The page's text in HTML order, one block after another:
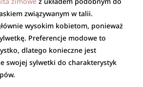
związywanym w talii.
wysokim kobietom, ponieważ
Preferencje modowe to
dlatego konieczne jest
swojej sylwetki do charakterystyk